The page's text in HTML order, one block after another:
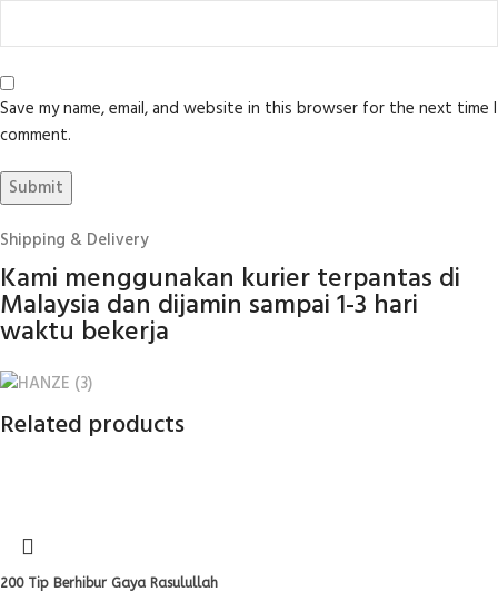
Save my name, email, and website in this browser for the next time I
comment.
Shipping & Delivery
Kami menggunakan kurier terpantas di
Malaysia dan dijamin sampai 1-3 hari
waktu bekerja
Related products
200 Tip Berhibur Gaya Rasulullah